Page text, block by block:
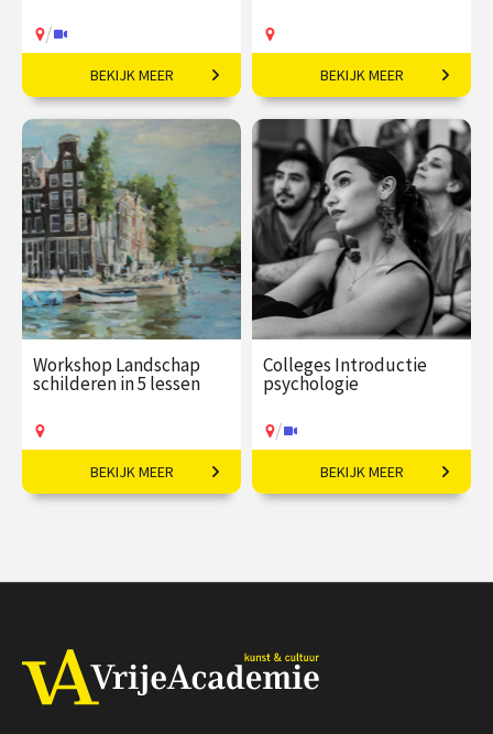
/
Een grootmacht in
opkomst.
€ 195,00
okt
/ Op locatie of online
BEKIJK MEER
Van industriegebieden
naar stad van de
toekomst.
€ 27,50
vanaf 28
aug
Op locatie
BEKIJK MEER
Workshop Landschap
schilderen in 5 lessen
Vereeuwig je favoriete
uitzicht!
okt
BEKIJK MEER
Colleges Introductie
psychologie
/
Van gedrag tot geheugen,
van stoornissen tot
sep
BEKIJK MEER